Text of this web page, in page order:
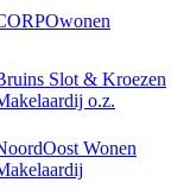
Slot & Kroezen
o.z.
Wonen